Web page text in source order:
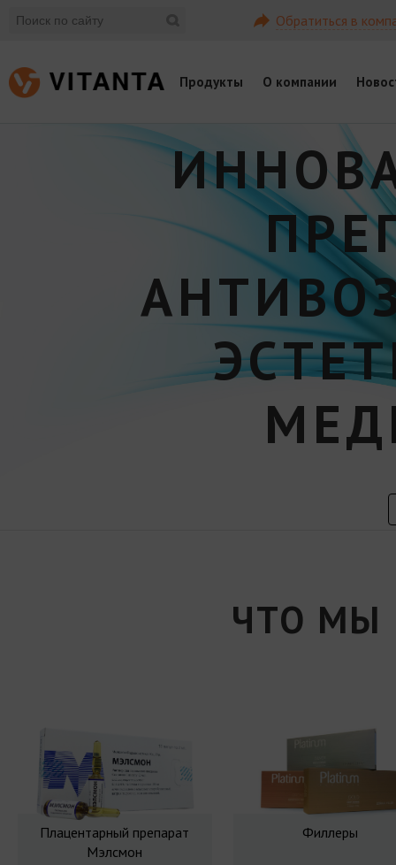
Обратиться в
Продукты О компании
ЧТО МЫ
Плацентарный препарат
Мэлсмон
Филлеры